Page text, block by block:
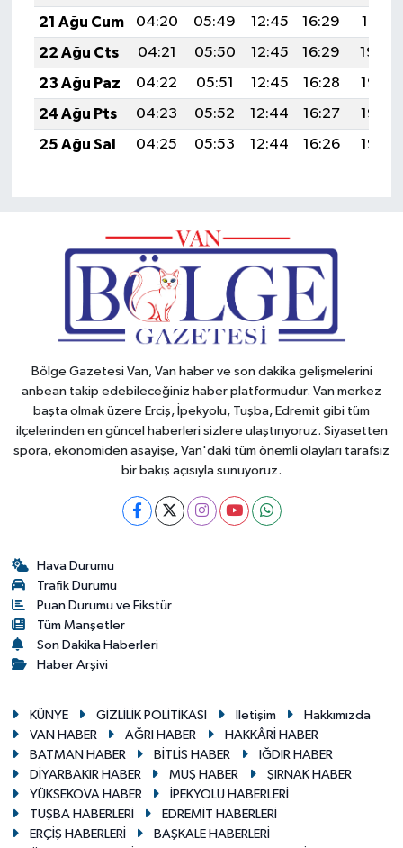
21 Ağu Cum
04:20 05:49 12:45 16:29
19:31
22 Ağu Cts
04:21 05:50 12:45 16:29
19:30
23 Ağu Paz
04:22 05:51 12:45 16:28
19:28
24 Ağu Pts
04:23 05:52 12:44 16:27
19:27
25 Ağu Sal
04:25 05:53 12:44 16:26 19:25
Bölge Gazetesi Van, Van haber ve son dakika gelişmelerini
anbean takip edebileceğiniz haber platformudur. Van merkez
başta olmak üzere Erciş, İpekyolu, Tuşba, Edremit gibi tüm
ilçelerinden en güncel haberleri sizlere ulaştırıyoruz. Siyasetten
spora, ekonomiden asayişe, Van'daki tüm önemli olayları tarafsız
bir bakış açısıyla sunuyoruz.
Hava Durumu
Trafik Durumu
Puan Durumu ve Fikstür
Tüm Manşetler
Son Dakika Haberleri
Haber Arşivi
KÜNYE GİZLİLİK POLİTİKASI İletişim
Hakkımızda
VAN HABER
AĞRI HABER
HAKKÂRİ HABER
BATMAN HABER
BİTLİS HABER
IĞDIR HABER
DİYARBAKIR HABER
MUŞ HABER
ŞIRNAK HABER
YÜKSEKOVA HABER
İPEKYOLU HABERLERİ
TUŞBA HABERLERİ
EDREMİT HABERLERİ
ERÇİŞ HABERLERİ
BAŞKALE HABERLERİ